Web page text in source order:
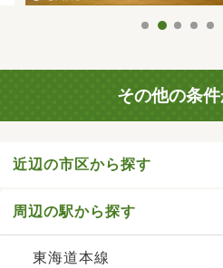
その他の条
近辺の市区から探す
周辺の駅から探す
東海道本線